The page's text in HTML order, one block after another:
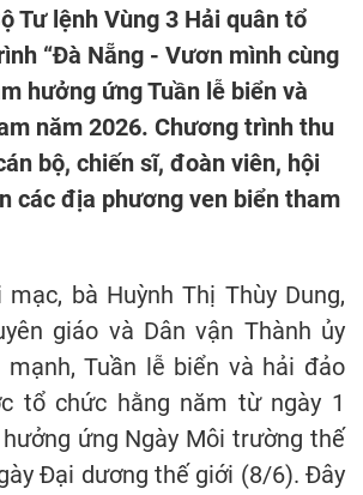
Tư lệnh Vùng 3 Hải quân tổ
“Đà Nẵng - Vươn mình cùng
hưởng ứng Tuần lễ biển và
năm 2026. Chương trình thu
bộ, chiến sĩ, đoàn viên, hội
các địa phương ven biển tham
bà Huỳnh Thị Thùy Dung,
giáo và Dân vận Thành ủy
Tuần lễ biển và hải đảo
tổ chức hằng năm từ ngày 1
ứng Ngày Môi trường thế
Đại dương thế giới (8/6). Đây